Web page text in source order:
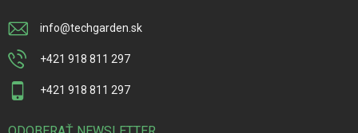
info@techgarden.sk
+421 918 811 297
+421 918 811 297